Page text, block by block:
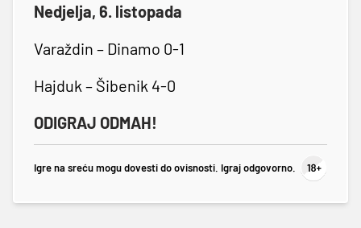
Nedjelja, 6. listopada
Varaždin – Dinamo 0-1
Hajduk – Šibenik 4-0
ODIGRAJ ODMAH!
Igre na sreću mogu dovesti do ovisnosti. Igraj odgovorno.